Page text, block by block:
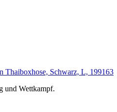
Thaiboxhose, Schwarz, L, 199163
und Wettkampf.